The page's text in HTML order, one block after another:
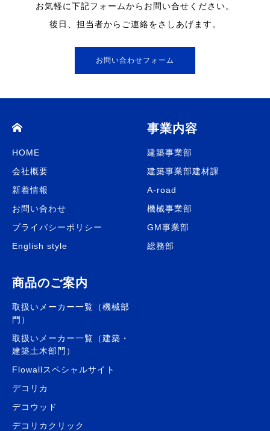
お気軽に下記フォームからお問い合せください。
後日、担当者からご連絡をさしあげます。
お問い合わせフォーム
HOME
会社概要
新着情報
お問い合わせ
プライバシーポリシー
English style
事業内容
建築事業部
建築事業部建材課
A-road
機械事業部
GM事業部
総務部
商品のご案内
取扱いメーカー一覧（機械部
門）
取扱いメーカー一覧（建築・
建築土木部門）
Flowallスペシャルサイト
デコリカ
デコウッド
デコリカクリック